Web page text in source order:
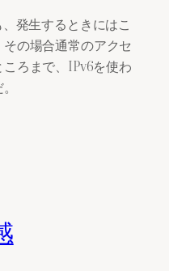
発生するときにはこ
の場合通常のアクセ
ろまで、IPv6を使わ